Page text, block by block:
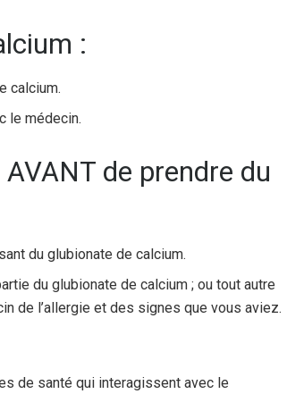
:
calcium.
le médecin.
de prendre du
du glubionate de calcium.
du glubionate de calcium ; ou tout autre
de l’allergie et des signes que vous aviez.
de santé qui interagissent avec le